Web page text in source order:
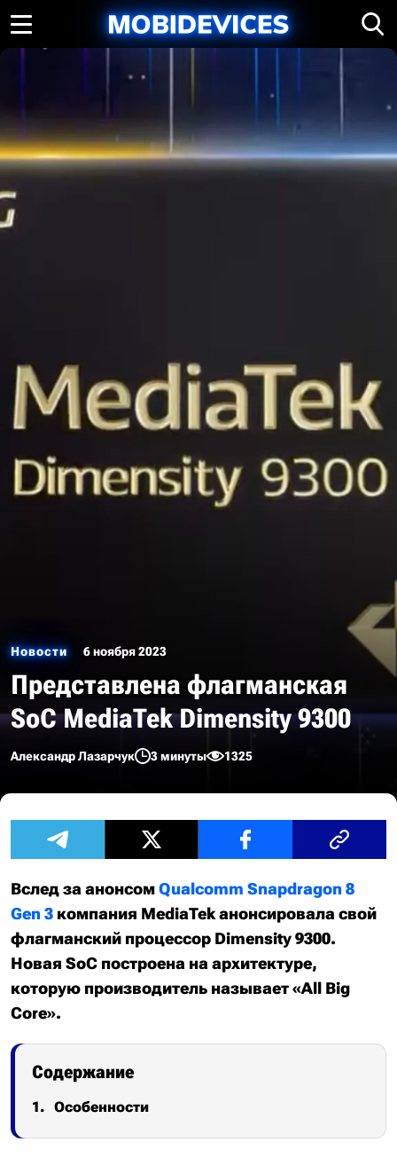
Новости 6 ноября 2023
Представлена флагманская
SoC MediaTek Dimensity 9300
Александр Лазарчук 3 минуты 1325
Вслед за анонсомQualcomm Snapdragon 8
Gen 3 компания MediaTek анонсировала свой
флагманский процессор Dimensity 9300.
Новая SoC построена на архитектуре,
которую производитель называет «All Big
Core».
Содержание
Особенности